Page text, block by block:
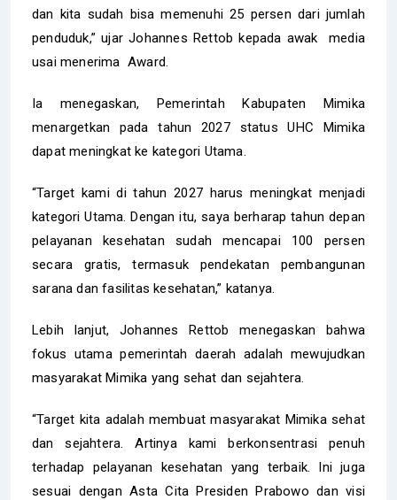
dan kita sudah bisa memenuhi 25 persen dari jumlah
penduduk,” ujar Johannes Rettob kepada awak media
usai menerima Award.
Ia menegaskan, Pemerintah Kabupaten Mimika
menargetkan pada tahun 2027 status UHC Mimika
dapat meningkat ke kategori Utama.
“Target kami di tahun 2027 harus meningkat menjadi
kategori Utama. Dengan itu, saya berharap tahun depan
pelayanan kesehatan sudah mencapai 100 persen
secara gratis, termasuk pendekatan pembangunan
sarana dan fasilitas kesehatan,” katanya.
Lebih lanjut, Johannes Rettob menegaskan bahwa
fokus utama pemerintah daerah adalah mewujudkan
masyarakat Mimika yang sehat dan sejahtera.
“Target kita adalah membuat masyarakat Mimika sehat
dan sejahtera. Artinya kami berkonsentrasi penuh
terhadap pelayanan kesehatan yang terbaik. Ini juga
sesuai dengan Asta Cita Presiden Prabowo dan visi